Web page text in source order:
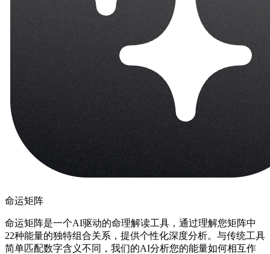
命运矩阵
命运矩阵是一个AI驱动的命理解读工具，通过理解您矩阵中
22种能量的独特组合关系，提供个性化深度分析。与传统工具
简单匹配数字含义不同，我们的AI分析您的能量如何相互作